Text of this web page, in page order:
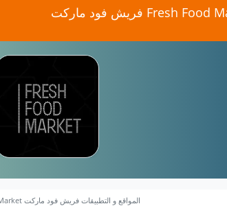
المواقع و التطبيقات فريش فود ماركت Fresh Food Market